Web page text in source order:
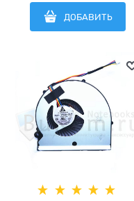
NS75С06-20K21 80W (4pin)
M75725-001
ДОБАВИТЬ